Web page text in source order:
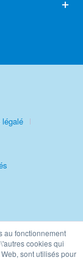
légalé
au fonctionnement
cookies qui
sont utilisés pour